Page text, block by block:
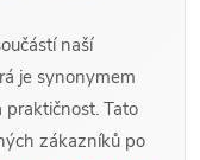
naší
je synonymem
Tato
zákazníků po